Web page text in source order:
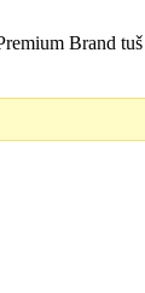
Brand